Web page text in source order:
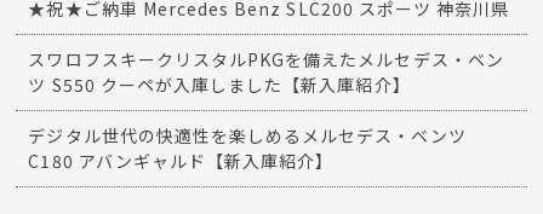
★祝★ご納車 Mercedes Benz SLC200 スポーツ 神奈川県
スワロフスキークリスタルPKGを備えたメルセデス・ベン
ツ S550 クーペが入庫しました【新入庫紹介】
デジタル世代の快適性を楽しめるメルセデス・ベンツ
C180 アバンギャルド【新入庫紹介】